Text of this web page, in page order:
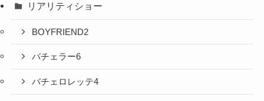
リアリティショー
BOYFRIEND2
バチェラー6
バチェロレッテ4